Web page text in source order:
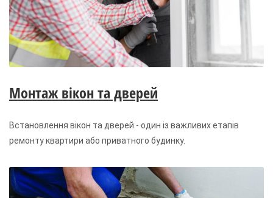
Монтаж вікон та дверей
Встановлення вікон та дверей - один із важливих етапів
ремонту квартири або приватного будинку.